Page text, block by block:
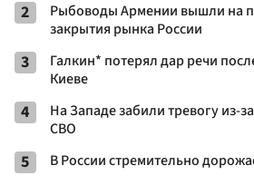
2
Рыбоводы Армении вышли на
закрытия рынка России
3
Галкин* потерял дар речи
Киеве
4
На Западе забили тревогу из-
СВО
5 В России стремительно